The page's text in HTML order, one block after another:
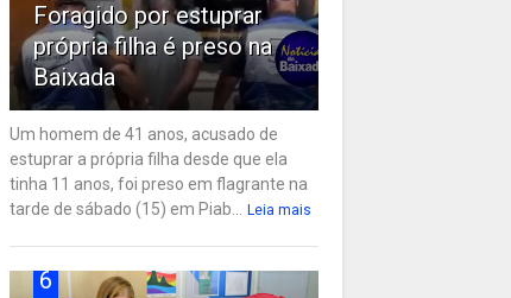
Foragido por estuprar
própria filha é preso na
Baixada
Um homem de 41 anos, acusado de
estuprar a própria filha desde que ela
tinha 11 anos, foi preso em flagrante na
tarde de sábado (15) em Piab... Leia mais
6